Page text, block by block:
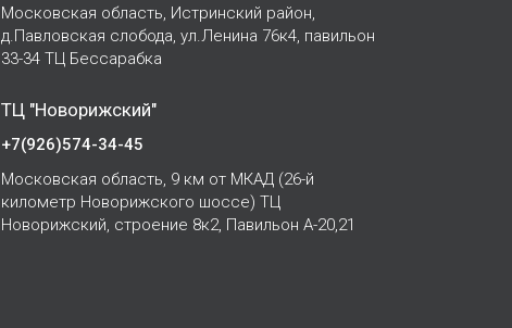
Московская область, Истринский район,
д.Павловская слобода, ул.Ленина 76к4, павильон
33-34 ТЦ Бессарабка
ТЦ "Новорижский"
+7(926)574-34-45
Московская область, 9 км от МКАД (26-й
километр Новорижского шоссе) ТЦ
Новорижский, строение 8к2, Павильон А-20,21